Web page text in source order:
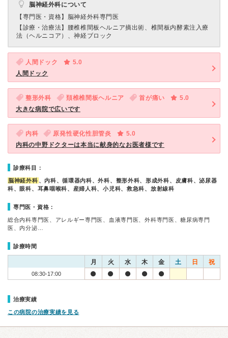
脳神経外科について
【専門医・資格】 脳神経外科専門医
【診療・治療法】
腰椎椎間板ヘルニア摘出術、椎間板内酵素注入療
法（ヘルニコア）、神経ブロック
人間ドック
5.0
人間ドック
整形外科 頚椎椎間板ヘルニア 首が痛い
5.0
大きな病院で広いです
内科 原発性硬化性胆管炎
5.0
内科の中野ドクターは本当に献身的なお医者様です
診療科目：
脳神経外科 、内科、循環器内科、外科、整形外科、形成外科、皮膚科、泌尿器
科、眼科、耳鼻咽喉科、産婦人科、小児科、救急科、放射線科
専門医・資格：
総合内科専門医、アレルギー専門医、血液専門医、外科専門医、糖尿病専門
医、内分泌…
診療時間
月 火 水 木 金 土 日 祝
08:30-17:00
治療実績
この病院の治療実績を見る